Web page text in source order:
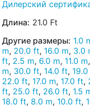
Дилерский
Длина: 21.0 Ft
Другие размеры: 1.0
m, 20.0 ft, 16.0 m, 3.0
ft, 2.5 m, 6.0 m, 11.0 m,
m, 30.0 ft, 14.0 ft,
22.0 ft, 17.0 m, 17.0 ft,
ft, 25.0 ft, 26.0 ft, 1.5
18.0 ft, 8.0 m, 10.0 ft,